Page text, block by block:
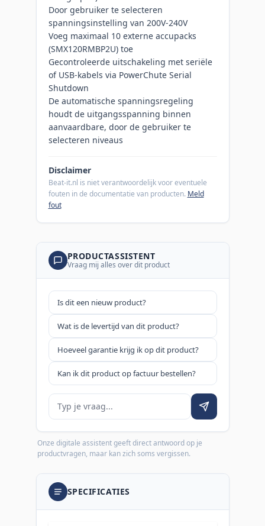
Door gebruiker te selecteren
spanningsinstelling van 200V-240V
Voeg maximaal 10 externe accupacks
(SMX120RMBP2U) toe
Gecontroleerde uitschakeling met seriële
of USB-kabels via PowerChute Serial
Shutdown
De automatische spanningsregeling
houdt de uitgangsspanning binnen
aanvaardbare, door de gebruiker te
selecteren niveaus
Disclaimer
Beat-it.nl is niet verantwoordelijk voor eventuele
fouten in de documentatie van producten. Meld
fout
PRODUCTASSISTENT
Vraag mij alles over dit product
Is dit een nieuw product?
Wat is de levertijd van dit product?
Hoeveel garantie krijg ik op dit product?
Kan ik dit product op factuur bestellen?
Je vraag
Onze digitale assistent geeft direct antwoord op je
productvragen, maar kan zich soms vergissen.
SPECIFICATIES